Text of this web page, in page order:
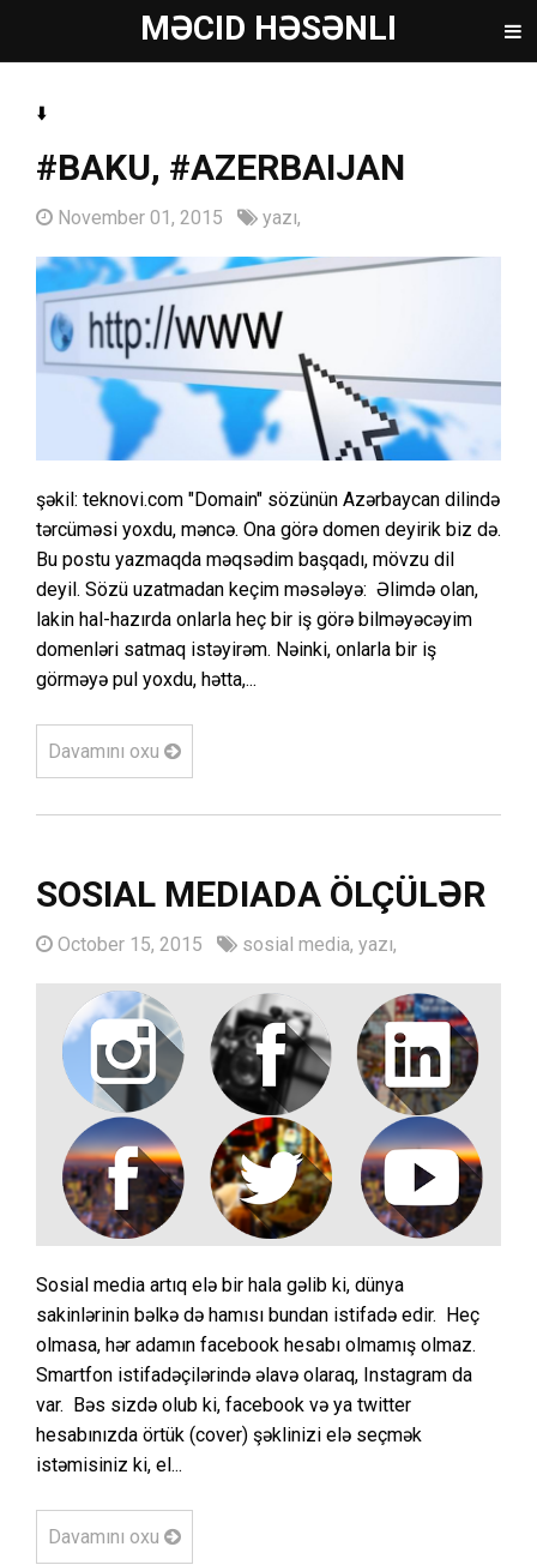
MƏCID HƏSƏNLI
⬇️
#BAKU, #AZERBAIJAN
November 01, 2015 yazı,
şəkil: teknovi.com "Domain" sözünün Azərbaycan dilində
tərcüməsi yoxdu, məncə. Ona görə domen deyirik biz də.
Bu postu yazmaqda məqsədim başqadı, mövzu dil
deyil. Sözü uzatmadan keçim məsələyə: Əlimdə olan,
lakin hal-hazırda onlarla heç bir iş görə bilməyəcəyim
domenləri satmaq istəyirəm. Nəinki, onlarla bir iş
görməyə pul yoxdu, hətta,...
Davamını oxu
SOSIAL MEDIADA ÖLÇÜLƏR
October 15, 2015 sosial media, yazı,
Sosial media artıq elə bir hala gəlib ki, dünya
sakinlərinin bəlkə də hamısı bundan istifadə edir. Heç
olmasa, hər adamın facebook hesabı olmamış olmaz.
Smartfon istifadəçilərində əlavə olaraq, Instagram da
var. Bəs sizdə olub ki, facebook və ya twitter
hesabınızda örtük (cover) şəklinizi elə seçmək
istəmisiniz ki, el...
Davamını oxu